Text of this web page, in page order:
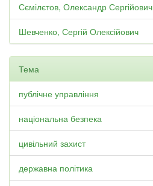
Сємілєтов, Олександр Сергійович
Шевченко, Сергій Олексійович
Тема
публічне управління
національна безпека
цивільний захист
державна політика